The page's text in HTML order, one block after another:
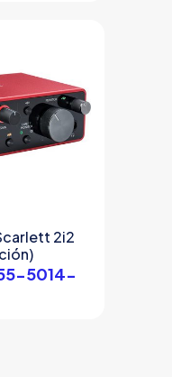
2i2
5014-